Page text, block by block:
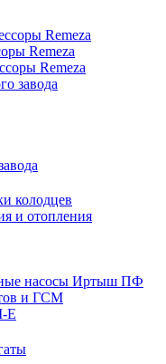
Remeza
Remeza
Remeza
завода
колодцев
и отопления
насосы Иртыш ПФ
и ГСМ
Е